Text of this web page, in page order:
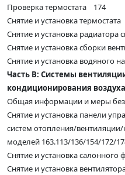
Проверка термостата 174
Снятие и установка
Снятие и установка радиатора
Снятие и установка сборки
Снятие и установка водяного
Часть В: Системы
кондиционирования воздуха
Общая информации и меры
Снятие и установка панели
систем отопления/
моделей 163.113/136/154/172/
Снятие и установка
Снятие и установка